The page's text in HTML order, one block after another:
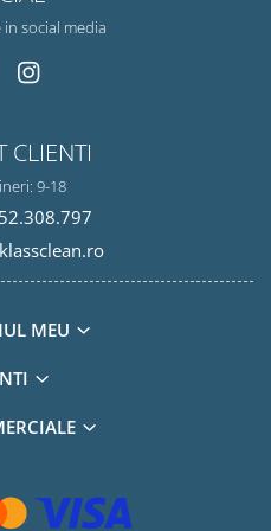
social media
CLIENTI
9-18
MEU